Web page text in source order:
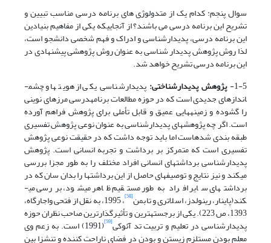
سوال پنجم: کدام یک از متدولوژی های برنامه درسی مناسب تبیین و
تشریح این برنامه درسی می باشند؟ از آنجاییکه یکی از مفاهیم بنیادین
این برنامه درسی، پدیدارشناسی و ادراک و فهم شخصی دانشجو است،
لذا روش پژوهش پدیدار شناسی به عنوان روش پژوهشی پیشنهادی در
این برنامه درسی تشریح خواهد شد.
1-5- پژوهش پدیدارشناختی:پدیدارشناسی یکی از هویت­ها و چشم­
اندازهای جدیدی است که در حوزه مطالعات برنامه­درسی مرزهای نوینی
را گشوده و زمینه­هایی عمیق و قابل تأملی برای پژوهش فراهم آورده
است. اگر چه پژوهش­های پدیدارشناسی به عنوان نوعی پژوهش تفسیری
طبقه بندی شده­است اما باید توجه داشت که در حقیقت نوعی پژوهش
تفسیری است که متمرکز بر برداشت و تجربه انسانی است. پژوهش
پدیدارشناسی برداشت­های انسانی افراد مختلف را به طور مجزا بررسی
می­کند و نیز نتایج و توصیف­های حاصل از این برداشت­ها را بدان سان که در
برداشت­های سایر افراد به طور مستقیم ظاهر می­شود، بررسی می­
کند(پاینار، رینولدز، اسلاتری و تابمن[58] ، 1995، به نقل از فتحی واجارگاه،
1393، ص 223). یکی از برجسته­ترین و تأثیرگذارترین صاحب نظران حوزه
پدیدارشناسی در تعلیم و تربیت تد آئوکی[59] (1991) است. به زعم وی
معلم بودن مستلزم زیستن و بودن در فضای ناراحت کننده و تنش­زا بین